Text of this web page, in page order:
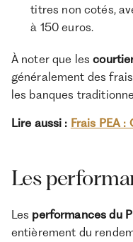
titres non cotés,
à 150 euros.
À noter que les
généralement des frais
les banques
Lire aussi : Frais PEA
Les
Les performances du
entièrement du